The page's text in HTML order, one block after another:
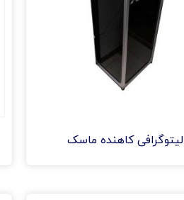
لیتوگرافی کاهنده ماسک